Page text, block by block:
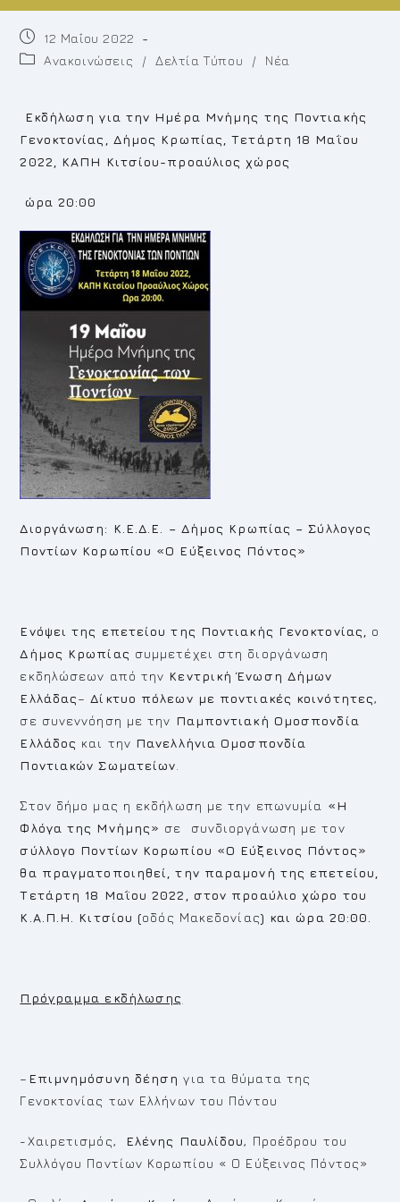
Post
published:
12 Μαΐου 2022
PostΑνακοινώσεις / Δελτία Τύπου / Νέα
Εκδήλωση για την Ημέρα Μνήμης της Ποντιακής
Γενοκτονίας, Δήμος Κρωπίας, Τετάρτη 18 Μαΐου
2022, ΚΑΠΗ Κιτσίου-προαύλιος χώρος
ώρα 20:00
Διοργάνωση: Κ.Ε.Δ.Ε. – Δήμος Κρωπίας – Σύλλογος
Ποντίων Κορωπίου «Ο Εύξεινος Πόντος»
Ενόψει της επετείου της Ποντιακής Γενοκτονίας,
ο
Δήμος Κρωπίας συμμετέχει στη διοργάνωση
εκδηλώσεων από την Κεντρική Ένωση Δήμων
Ελλάδας– Δίκτυο πόλεων με ποντιακές κοινότητες,
σε συνεννόηση με την Παμποντιακή Ομοσπονδία
Ελλάδος και την Πανελλήνια Ομοσπονδία
Ποντιακών Σωματείων
Στον δήμο μας η εκδήλωση με την επωνυμία «Η
Φλόγα της Μνήμης» σε συνδιοργάνωση με τον
σύλλογο Ποντίων Κορωπίου «Ο Εύξεινος Πόντος»
θα πραγματοποιηθεί, την παραμονή της επετείου,
Τετάρτη 18 Μαΐου 2022, στον προαύλιο χώρο του
Κ.Α.Π.Η. Κιτσίου (οδός Μακεδονίας) και ώρα 20:00.
Πρόγραμμα εκδήλωσης
– Επιμνημόσυνη δέησηγια τα θύματα της
Γενοκτονίας των Ελλήνων του Πόντου
-Χαιρετισμός, Ελένης Παυλίδου, Προέδρου του
Συλλόγου Ποντίων Κορωπίου « Ο Εύξεινος Πόντος»